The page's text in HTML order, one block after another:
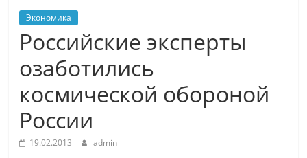
Экономика
Российские эксперты
озаботились
космической обороной
России
19.02.2013 admin